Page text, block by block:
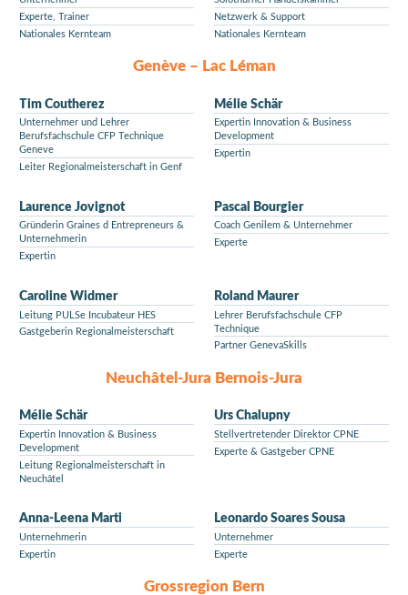
Experte, Trainer
Nationales Kernteam
Netzwerk & Support
Nationales Kernteam
Genève – Lac Léman
Tim Coutherez
Unternehmer und Lehrer
Berufsfachschule CFP Technique
Geneve
Leiter Regionalmeisterschaft in Genf
Mélie Schär
Expertin Innovation & Business
Development
Expertin
Laurence Jovignot
Gründerin Graines d Entrepreneurs &
Unternehmerin
Expertin
Pascal Bourgier
Coach Genilem & Unternehmer
Experte
Caroline Widmer
Leitung PULSe Incubateur HES
Gastgeberin Regionalmeisterschaft
Roland Maurer
Lehrer Berufsfachschule CFP
Technique
Partner GenevaSkills
Neuchâtel-Jura Bernois-Jura
Mélie Schär
Expertin Innovation & Business
Development
Leitung Regionalmeisterschaft in
Neuchâtel
Urs Chalupny
Stellvertretender Direktor CPNE
Experte & Gastgeber CPNE
Anna-Leena Marti
Unternehmerin
Expertin
Leonardo Soares Sousa
Unternehmer
Experte
Grossregion Bern